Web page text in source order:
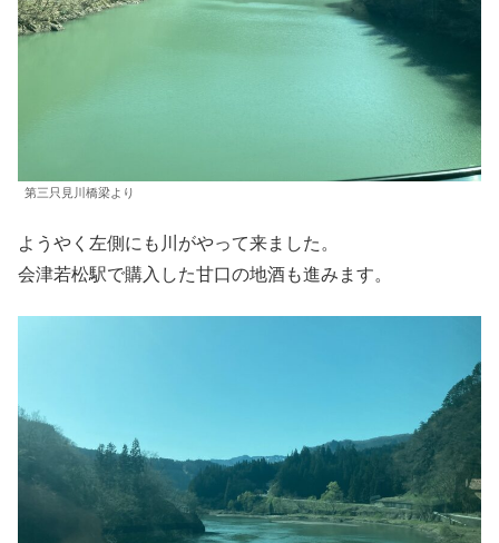
第三只見川橋梁より
ようやく左側にも川がやって来ました。
会津若松駅で購入した甘口の地酒も進みます。